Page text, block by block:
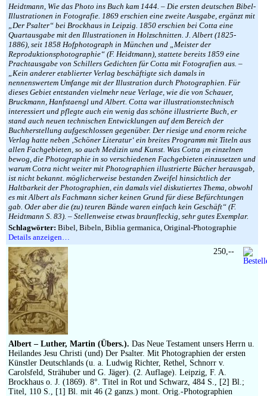
Heidtmann, Wie das Photo ins Buch kam 1444. – Die ersten deutschen Bibel-
Illustrationen in Fotografie. 1869 erschien eine zweite Ausgabe, ergänzt mit
„Der Psalter“ bei Brockhaus in Leipzig. 1850 erschien bei Cotta eine
Quartausgabe mit den Illustrationen in Holzschnitten. J. Albert (1825-
1886), seit 1858 Hofphotograph in München und „Meister der
Reproduktionsphotographie“ (F. Heidtmann), stattete bereits 1859 eine
Prachtausgabe von Schillers Gedichten für Cotta mit Fotografien aus. –
„Kein anderer etablierter Verlag beschäftigte sich damals in
nennenswertem Umfange mit der Illustration durch Photographien. Für
dieses Gebiet entstanden vielmehr neue Verlage, wie die von Schauer,
Bruckmann, Hanfstaengl und Albert. Cotta war illustrationstechnisch
interessiert und pflegte auch ein wenig das schöne illustrierte Buch, er
stand auch neuen technischen Entwicklungen auf dem Bereich der
Buchherstellung aufgeschlossen gegenüber. Der riesige und enorm reiche
Verlag hatte neben ‚Schöner Literatur‘ ein breites Programm mit Titeln aus
allen Fachgebieten, so auch Medizin und Kunst. Was Cotta ¡m einzelnen
bewog, die Photographie in so verschiedenen Fachgebieten einzusetzen und
warum Cotra nicht weiter mit Photographien illustrierte Bücher herausgab,
ist nicht bekannt. möglicherweise bestanden Zweifel hinsichtlich der
Haltbarkeit der Photographien, ein damals viel diskutiertes Thema, obwohl
es mit Albert als Fachmann sicher keinen Grund für diese Befürchtungen
gab. Oder aber die (zu) teuren Bände waren einfach kein Geschäft“ (F.
Heidtmann S. 83). – Stellenweise etwas braunfleckig, sehr gutes Exemplar.
Schlagwörter: Bibel, Bibeln, Biblia germanica, Original-Photographie
Details anzeigen…
Albert – Luther, Martin (Übers.). Das Neue Testament unsers Herrn u.
Heilandes Jesu Christi (und) Der Psalter. Mit Photographien der ersten
Künstler Deutschlands (u. a. Ludwig Richter, Rethel, Schnorr v.
Carolsfeld, Strähuber und G. Jäger). (2. Auflage). Leipzig, F. A.
Brockhaus o. J. (1869). 8°. Titel in Rot und Schwarz, 484 S., [2] Bl.;
Titel, 110 S., [1] Bl. mit 46 (2 ganzs.) mont. Orig.-Photographien
250,--